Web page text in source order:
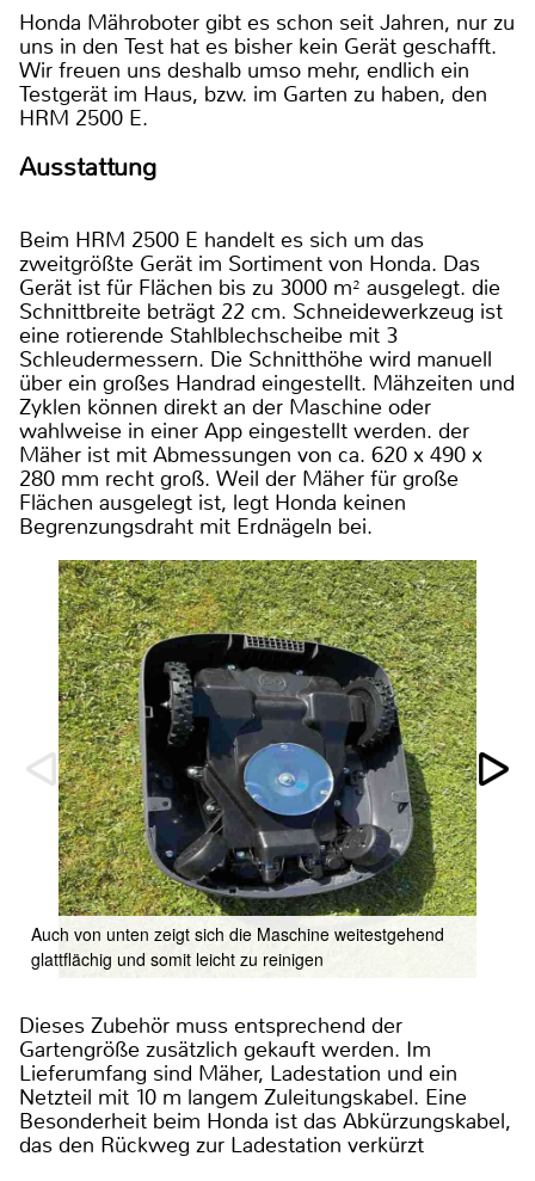
Honda Mähroboter gibt es schon seit Jahren, nur zu
uns in den Test hat es bisher kein Gerät geschafft.
Wir freuen uns deshalb umso mehr, endlich ein
Testgerät im Haus, bzw. im Garten zu haben, den
HRM 2500 E.
Ausstattung
Beim HRM 2500 E handelt es sich um das
zweitgrößte Gerät im Sortiment von Honda. Das
Gerät ist für Flächen bis zu 3000 m² ausgelegt. die
Schnittbreite beträgt 22 cm. Schneidewerkzeug ist
eine rotierende Stahlblechscheibe mit 3
Schleudermessern. Die Schnitthöhe wird manuell
über ein großes Handrad eingestellt. Mähzeiten und
Zyklen können direkt an der Maschine oder
wahlweise in einer App eingestellt werden. der
Mäher ist mit Abmessungen von ca. 620 x 490 x
280 mm recht groß. Weil der Mäher für große
Flächen ausgelegt ist, legt Honda keinen
Begrenzungsdraht mit Erdnägeln bei.
Auch von unten zeigt sich die Maschine weitestgehend
glattflächig und somit leicht zu reinigen
Dieses Zubehör muss entsprechend der
Gartengröße zusätzlich gekauft werden. Im
Lieferumfang sind Mäher, Ladestation und ein
Netzteil mit 10 m langem Zuleitungskabel. Eine
Besonderheit beim Honda ist das Abkürzungskabel,
das den Rückweg zur Ladestation verkürzt